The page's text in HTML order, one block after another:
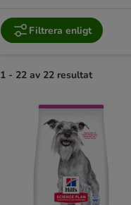
Filtrera enligt
1 - 22 av 22 resultat